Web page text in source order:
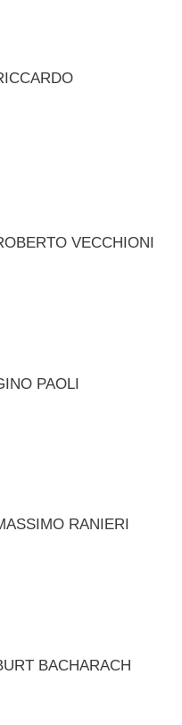
VECCHIONI
PAOLI
RANIERI
BACHARACH